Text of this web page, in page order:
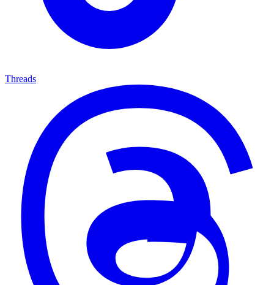
Threads